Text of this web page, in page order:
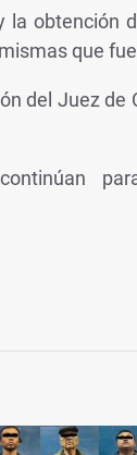
obtención
que
del Juez